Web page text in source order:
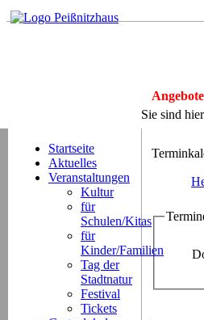
Sie sind
Startseite
Aktuelles
Veranstaltungen
Kultur
für
Schulen/Kitas
für
Kinder/Familien
Tag der
Stadtnatur
Festival
Tickets